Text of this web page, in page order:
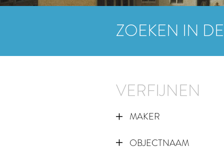
ZOEKEN IN
VERFIJNEN
MAKER
OBJECTNAAM